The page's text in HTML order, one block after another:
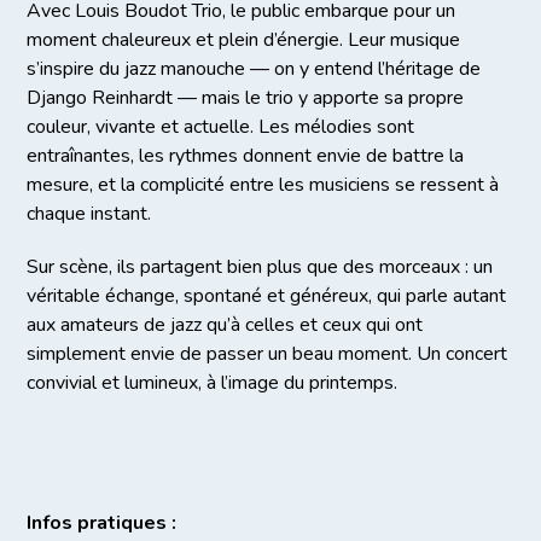
Avec Louis Boudot Trio, le public embarque pour un
moment chaleureux et plein d’énergie. Leur musique
s’inspire du jazz manouche — on y entend l’héritage de
Django Reinhardt — mais le trio y apporte sa propre
couleur, vivante et actuelle. Les mélodies sont
entraînantes, les rythmes donnent envie de battre la
mesure, et la complicité entre les musiciens se ressent à
chaque instant.
Sur scène, ils partagent bien plus que des morceaux : un
véritable échange, spontané et généreux, qui parle autant
aux amateurs de jazz qu’à celles et ceux qui ont
simplement envie de passer un beau moment. Un concert
convivial et lumineux, à l’image du printemps.
Infos pratiques :